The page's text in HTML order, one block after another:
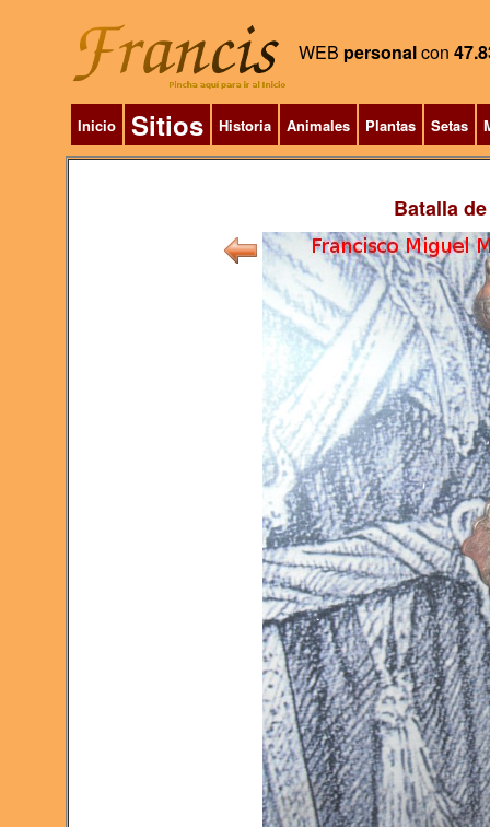
WEB personalcon
Inicio Sitios Historia Animales Plantas Setas
Batalla